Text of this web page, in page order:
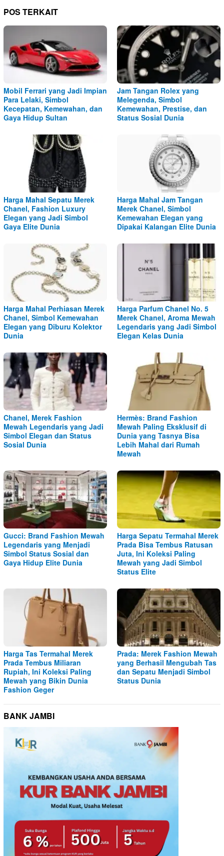
POS TERKAIT
Mobil Ferrari yang Jadi Impian
Para Lelaki, Simbol
Kecepatan, Kemewahan, dan
Gaya Hidup Sultan
Jam Tangan Rolex yang
Melegenda, Simbol
Kemewahan, Prestise, dan
Status Sosial Dunia
Harga Mahal Sepatu Merek
Chanel, Fashion Luxury
Elegan yang Jadi Simbol
Gaya Elite Dunia
Harga Mahal Jam Tangan
Merek Chanel, Simbol
Kemewahan Elegan yang
Dipakai Kalangan Elite Dunia
Harga Mahal Perhiasan Merek
Chanel, Simbol Kemewahan
Elegan yang Diburu Kolektor
Dunia
Harga Parfum Chanel No. 5
Merek Chanel, Aroma Mewah
Legendaris yang Jadi Simbol
Elegan Kelas Dunia
Chanel, Merek Fashion
Mewah Legendaris yang Jadi
Simbol Elegan dan Status
Sosial Dunia
Hermès: Brand Fashion
Mewah Paling Eksklusif di
Dunia yang Tasnya Bisa
Lebih Mahal dari Rumah
Mewah
Gucci: Brand Fashion Mewah
Legendaris yang Menjadi
Simbol Status Sosial dan
Gaya Hidup Elite Dunia
Harga Sepatu Termahal Merek
Prada Bisa Tembus Ratusan
Juta, Ini Koleksi Paling
Mewah yang Jadi Simbol
Status Elite
Harga Tas Termahal Merek
Prada Tembus Miliaran
Rupiah, Ini Koleksi Paling
Mewah yang Bikin Dunia
Fashion Geger
Prada: Merek Fashion Mewah
yang Berhasil Mengubah Tas
dan Sepatu Menjadi Simbol
Status Dunia
BANK JAMBI